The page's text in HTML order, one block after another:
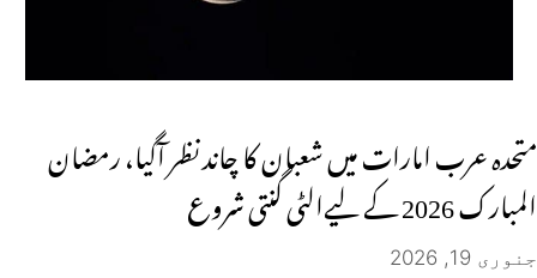
متحدہ عرب امارات میں شعبان کا چاند نظر آگیا، رمضان
المبارک 2026 کے لیےالٹی گنتی شروع
جنوری 19, 2026